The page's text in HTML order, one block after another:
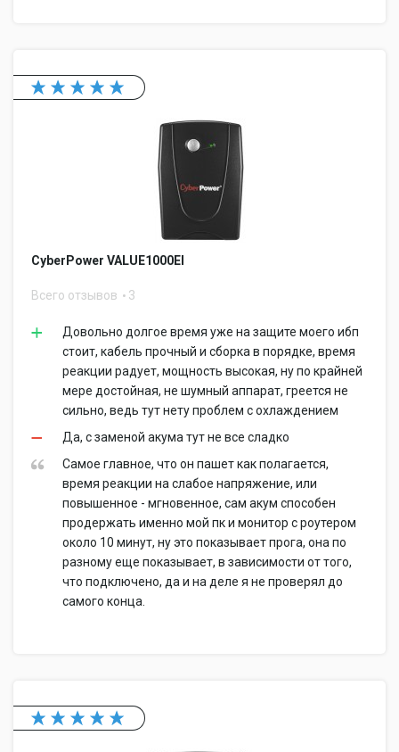
CyberPower VALUE1000EI
Всего отзывов 3
Довольно долгое время уже на защите моего ибп
стоит, кабель прочный и сборка в порядке, время
реакции радует, мощность высокая, ну по крайней
мере достойная, не шумный аппарат, греется не
сильно, ведь тут нету проблем с охлаждением
Да, с заменой акума тут не все сладко
Самое главное, что он пашет как полагается,
время реакции на слабое напряжение, или
повышенное - мгновенное, сам акум способен
продержать именно мой пк и монитор с роутером
около 10 минут, ну это показывает прога, она по
разному еще показывает, в зависимости от того,
что подключено, да и на деле я не проверял до
самого конца.